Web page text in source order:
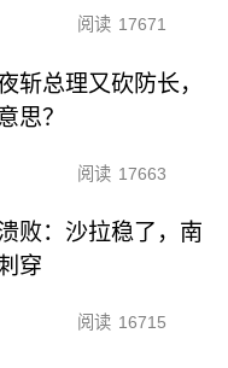
阅读 17671
斩总理又砍防长，
思？
阅读 17663
败：沙拉稳了，南
穿
阅读 16715